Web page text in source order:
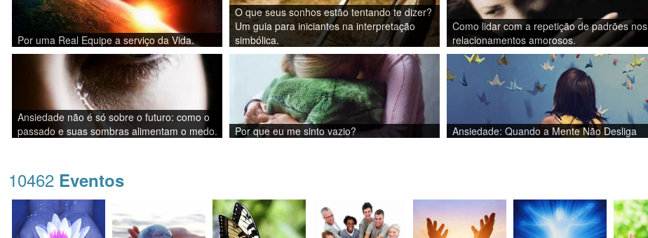
Por uma Real Equipe a serviço da Vida.
O que seus sonhos estão tentando te dizer?
Um guia para iniciantes na interpretação
simbólica.
Como lidar com a repetição de padrões nos
relacionamentos amorosos.
Ansiedade não é só sobre o futuro: como o
passado e suas sombras alimentam o medo.
Por que eu me sinto vazio? Ansiedade: Quando a Mente Não Desliga
10462 Eventos